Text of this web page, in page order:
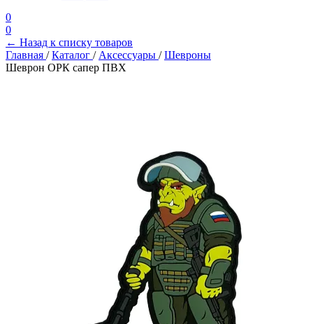
0
0
← Назад к списку товаров
Главная / Каталог / Аксессуары / Шевроны
Шеврон ОРК сапер ПВХ